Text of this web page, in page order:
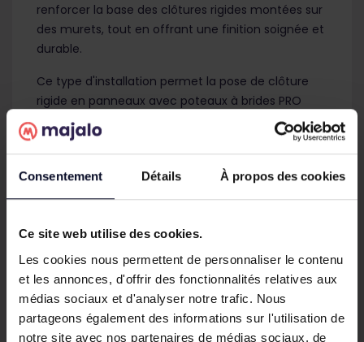
Consentement Détails À propos des cookies
Ce site web utilise des cookies.
Les cookies nous permettent de personnaliser le contenu
et les annonces, d'offrir des fonctionnalités relatives aux
médias sociaux et d'analyser notre trafic. Nous
partageons également des informations sur l'utilisation de
notre site avec nos partenaires de médias sociaux, de
renforcer la base des clôtures rigides montées sur
des murets, tout en offrant une finition soignée et
durable.
Ce type d'installation permet la pose de clôture
rigide en panneaux avec poteaux à brides PRO
sans scellement. La platine à manchonner PRO se
fixe sur sol ou muret béton à l'aide de
goujons à
expansion.
platine.
Pour une utilisation optimale de la platine PRO,
nous vous déconseillons vivement de dépasser la
hauteur de 1,53m pour les panneaux rigides et/ou
d'installer un système de brise-vue.